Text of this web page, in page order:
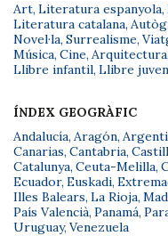
Art, Literatura espanyola,
Literatura catalana,
Novel·la, Surrealisme,
Música, Cine, Arquitectura,
Llibre infantil, Llibre
ÍNDEX GEOGRÀFIC
Andalucía, Aragón,
Canarias, Cantabria,
Catalunya, Ceuta-Melilla,
Ecuador, Euskadi,
Illes Balears, La Rioja,
País Valencià, Panamá,
Uruguay, Venezuela